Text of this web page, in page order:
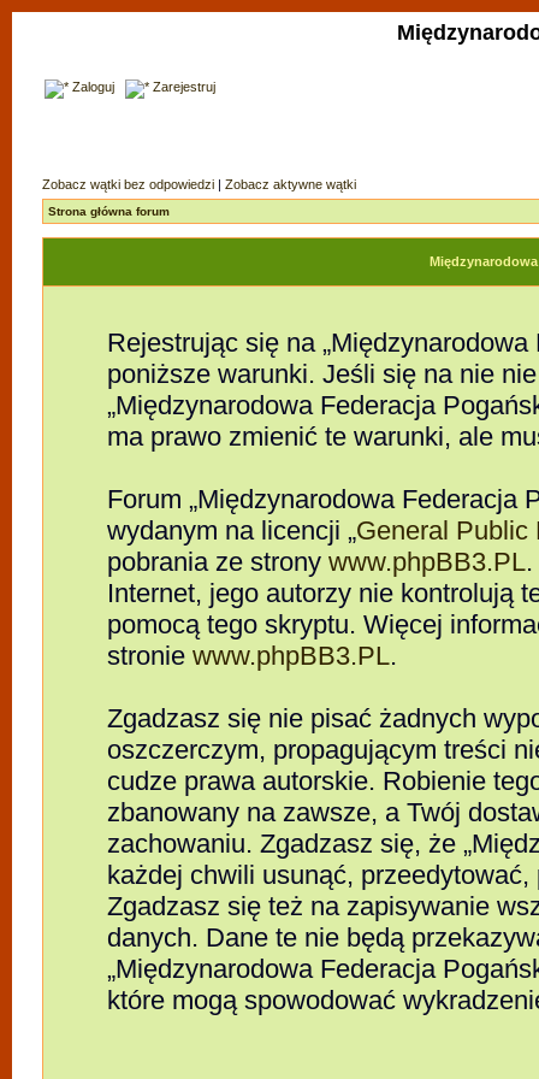
Zaloguj Zarejestruj
Zobacz wątki bez odpowiedzi | Zobacz aktywne wątki
Strona główna forum
Rejestrując się na
poniższe warunki. Jeśli się na nie
„Międzynarodowa Federacja
ma prawo zmienić te warunki, ale
Forum „Międzynarodowa Federacja
wydanym na licencji „General Public
pobrania ze strony www.phpBB3.PL
Internet, jego autorzy nie kontrolują
pomocą tego skryptu. Więcej
stronie www.phpBB3.PL.
Zgadzasz się nie pisać żadnych
oszczerczym, propagującym treści
cudze prawa autorskie. Robienie
zbanowany na zawsze, a Twój
zachowaniu. Zgadzasz się, że
każdej chwili usunąć,
Zgadzasz się też na zapisywanie
danych. Dane te nie będą
„Międzynarodowa Federacja
które mogą spowodować